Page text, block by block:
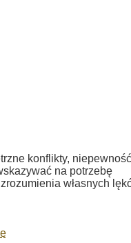
konflikty,
na potrzebę
własnych